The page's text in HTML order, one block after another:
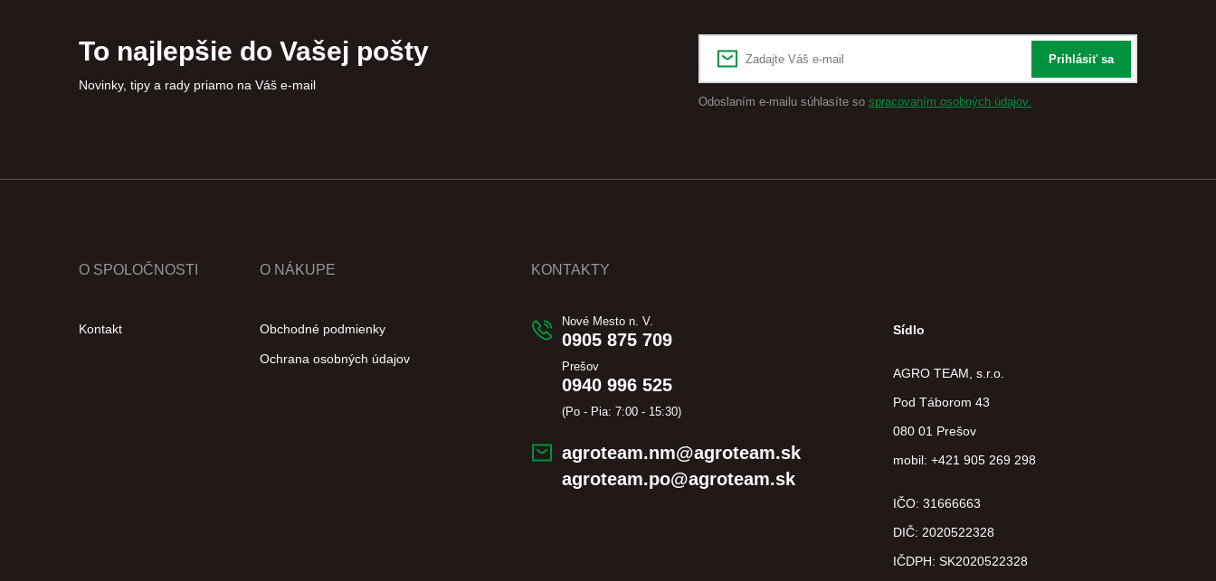
To najlepšie do Vašej pošty
Novinky, tipy a rady priamo na Váš e-mail
Prihlásiť sa
Odoslaním e-mailu súhlasíte so spracovaním osobných údajov.
O SPOLOČNOSTI
Kontakt
O NÁKUPE
Obchodné podmienky
Ochrana osobných údajov
KONTAKTY
Nové Mesto n. V.
0905 875 709
Prešov
0940 996 525
(Po - Pia: 7:00 - 15:30)
agroteam.nm@agroteam.sk
agroteam.po@agroteam.sk
Sídlo
AGRO TEAM, s.r.o.
Pod Táborom 43
080 01 Prešov
mobil: +421 905 269 298
IČO: 31666663
DIČ: 2020522328
IČDPH: SK2020522328